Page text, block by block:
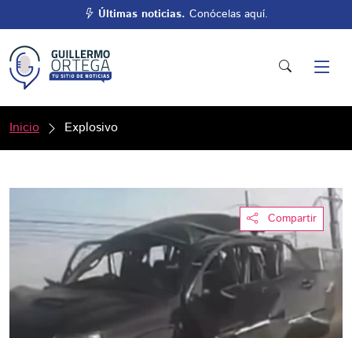
Últimas noticias. Conócelas aquí.
Inicio Explosivo
Compartir